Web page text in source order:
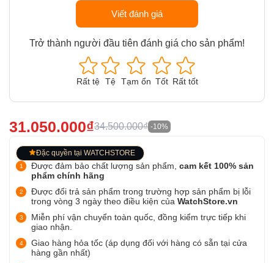
Viết đánh giá
Trở thành người đầu tiên đánh giá cho sản phẩm!
Rất tệ Tệ Tạm ổn Tốt Rất tốt
31.050.000₫34.500.000₫ -10%
Đặc quyền tại WATCHSTORE
Được đảm bảo chất lượng sản phẩm, cam kết 100% sản
phẩm chính hãng
Được đổi trả sản phẩm trong trường hợp sản phẩm bị lỗi
trong vòng 3 ngày theo điều kiện của WatchStore.vn
Miễn phí vận chuyển toàn quốc, đồng kiểm trực tiếp khi
giao nhận.
Giao hàng hỏa tốc (áp dụng đối với hàng có sẵn tại cửa
hàng gần nhất)